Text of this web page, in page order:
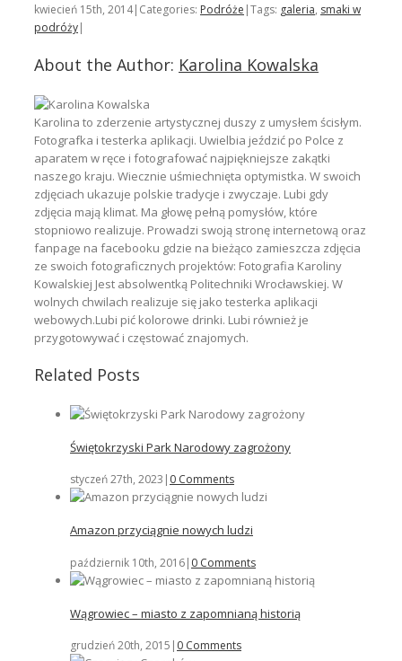
kwiecień 15th, 2014| Categories: Podróże |Tags: galeria, smaki w
podróży|
About the Author: Karolina Kowalska
Karolina to zderzenie artystycznej duszy z umysłem ścisłym.
Fotografka i testerka aplikacji. Uwielbia jeździć po Polce z
aparatem w ręce i fotografować najpiękniejsze zakątki
naszego kraju. Wiecznie uśmiechnięta optymistka. W swoich
zdjęciach ukazuje polskie tradycje i zwyczaje. Lubi gdy
zdjęcia mają klimat. Ma głowę pełną pomysłów, które
stopniowo realizuje. Prowadzi swoją stronę internetową oraz
fanpage na facebooku gdzie na bieżąco zamieszcza zdjęcia
ze swoich fotograficznych projektów: Fotografia Karoliny
Kowalskiej Jest absolwentką Politechniki Wrocławskiej. W
wolnych chwilach realizuje się jako testerka aplikacji
webowych.Lubi pić kolorowe drinki. Lubi również je
przygotowywać i częstować znajomych.
Related Posts
Świętokrzyski Park Narodowy zagrożony
styczeń 27th, 2023 | 0 Comments
Amazon przyciągnie nowych ludzi
październik 10th, 2016| 0 Comments
Wągrowiec – miasto z zapomnianą historią
grudzień 20th, 2015 | 0 Comments